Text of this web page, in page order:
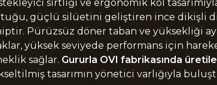
sırtlığı ve ergonomik kol
güçlü silüetini geliştiren ince dikişli
Pürüzsüz döner taban ve yüksekliği
yüksek seviyede performans için
sağlar. Gururla OVI fabrikasında
tasarımın yönetici varlığıyla